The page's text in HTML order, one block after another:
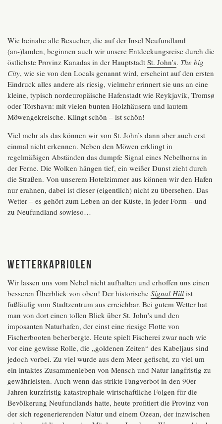
Wie beinahe alle Besucher, die auf der Insel Neufundland
(an-)landen, beginnen auch wir unsere Entdeckungsreise durch die
östlichste Provinz Kanadas in der Hauptstadt St. John’s. The big
City, wie sie von den Locals genannt wird, erscheint auf den ersten
Eindruck alles andere als riesig, vielmehr erinnert sie uns an eine
kleine, typisch nordeuropäische Hafenstadt wie Reykjavik, Tromsø
oder Tórshavn: mit vielen bunten Holzhäusern und lautem
Möwengekreische. Klingt schön – ist schön!
Viel mehr als das können wir von St. John’s dann aber auch erst
einmal nicht erkennen. Neben den Möwen erklingt in
regelmäßigen Abständen das dumpfe Signal eines Nebelhorns in
der Ferne. Die Wolken hängen tief, ein weißer Dunst zieht durch
die Straßen. Von unserem Hotelzimmer aus können wir den Hafen
nur erahnen, dabei ist dieser (eigentlich) nicht zu übersehen. Das
Wetter – es gehört zum Leben an der Küste, in jeder Form – und
zu Neufundland sowieso…
Wetterkapriolen
Wir lassen uns vom Nebel nicht aufhalten und erhoffen uns einen
besseren Überblick von oben! Der historische Signal Hill ist
fußläufig vom Stadtzentrum aus erreichbar. Bei gutem Wetter hat
man von dort einen tollen Blick über St. John’s und den
imposanten Naturhafen, der einst eine riesige Flotte von
Fischerbooten beherbergte. Heute spielt Fischerei zwar nach wie
vor eine gewisse Rolle, die „goldenen Zeiten“ des Kabeljaus sind
jedoch vorbei. Zu viel wurde aus dem Meer gefischt, zu viel um
ein intaktes Zusammenleben von Mensch und Natur langfristig zu
gewährleisten. Auch wenn das strikte Fangverbot in den 90er
Jahren kurzfristig katastrophale wirtschaftliche Folgen für die
Bevölkerung Neufundlands hatte, heute profitiert die Provinz von
der sich regenerierenden Natur und einem Ozean, der inzwischen